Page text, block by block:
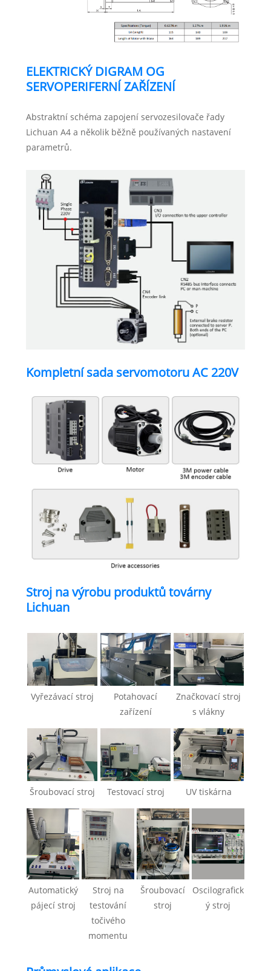
ELEKTRICKÝ DIGRAM OG
SERVOPERIFERNÍ ZAŘÍZENÍ
Abstraktní schéma zapojení servozesilovače řady
Lichuan A4 a několik běžně používaných nastavení
parametrů.
Kompletní sada servomotoru AC 220V
Stroj na výrobu produktů továrny
Lichuan
Vyřezávací stroj
Potahovací
zařízení
Značkovací stroj
s vlákny
Šroubovací stroj Testovací stroj UV tiskárna
Automatický
pájecí stroj
Stroj na
testování
točivého
momentu
Šroubovací
stroj
Oscilografick
ý stroj